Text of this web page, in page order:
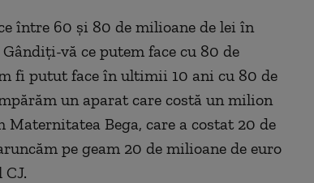
între 60 şi 80 de milioane de lei în
vă ce putem face cu 80 de
fi putut face în ultimii 10 ani cu 80 de
un aparat care costă un milion
Bega, care a costat 20 de
pe geam 20 de milioane de euro